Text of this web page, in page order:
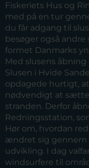
Fiskeriets Hus og
med på en tur
du får adgang til
besøger også
formet Danmarks
Med slusens
Slusen i Hvide
opdagede hurtigt,
nødvendigt at
stranden. Derfor
Redningsstation,
Hør om, hvordan
ændret sig gennem
udvikling. I dag
windsurfere til